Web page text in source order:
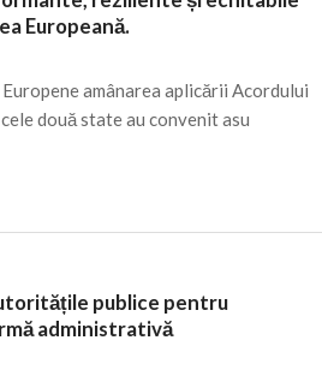
Europeană.
amânarea aplicării Acordului
două state au convenit asu
publice pentru
administrativă